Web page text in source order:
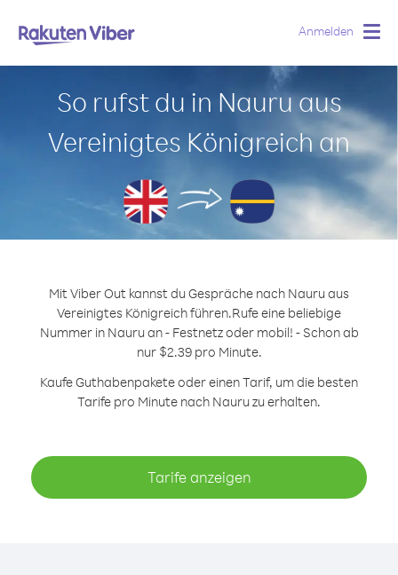
Anmelden
So rufst du in Nauru aus
Vereinigtes Königreich an
Mit Viber Out kannst du Gespräche nach Nauru aus
Vereinigtes Königreich führen.Rufe eine beliebige
Nummer in Nauru an - Festnetz oder mobil! - Schon ab
nur $2.39 pro Minute.
Kaufe Guthabenpakete oder einen Tarif, um die besten
Tarife pro Minute nach Nauru zu erhalten.
Tarife anzeigen